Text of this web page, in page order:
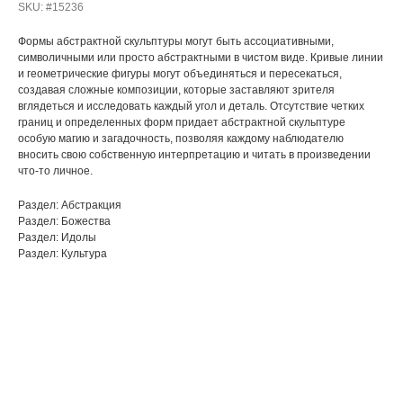
SKU: #15236
Формы абстрактной скульптуры могут быть ассоциативными,
символичными или просто абстрактными в чистом виде. Кривые линии
и геометрические фигуры могут объединяться и пересекаться,
создавая сложные композиции, которые заставляют зрителя
вглядеться и исследовать каждый угол и деталь. Отсутствие четких
границ и определенных форм придает абстрактной скульптуре
особую магию и загадочность, позволяя каждому наблюдателю
вносить свою собственную интерпретацию и читать в произведении
что-то личное.
Раздел: Абстракция
Раздел: Божества
Раздел: Идолы
Раздел: Культура